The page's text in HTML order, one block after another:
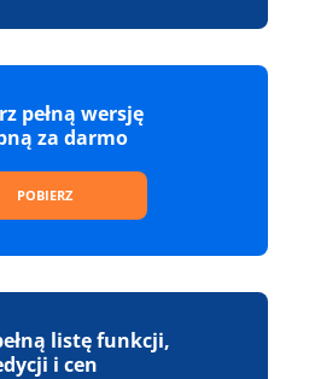
pełną wersję
za darmo
POBIERZ
listę funkcji,
i cen